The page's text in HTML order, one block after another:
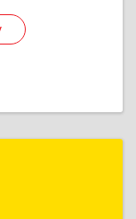
Краснодар г,